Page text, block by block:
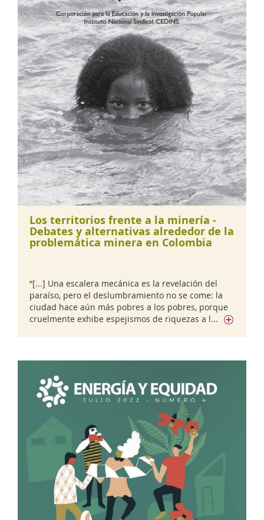
Los territorios frente a la minería -
Debates y alternativas alrededor de la
problemática minera en Colombia
“[...] Una escalera mecánica es la revelación del
paraíso, pero el deslumbramiento no se come: la
ciudad hace aún más pobres a los pobres, porque
cruelmente exhibe espejismos de riquezas a l...